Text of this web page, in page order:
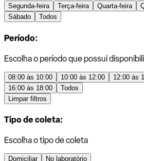
Segunda-feira Terça-feira Quarta-feira
Sábado
Todos
Período:
Escolha o período que possui
08:00 às 10:00 10:00 às 12:00 12:00 às
16:00 às 18:00
Todos
Limpar filtros
Tipo de coleta:
Escolha o tipo de coleta
Domiciliar No laboratório